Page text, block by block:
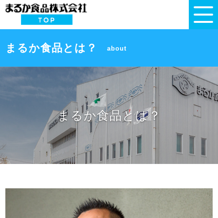
まるか食品とは？ about
まるか食品とは？